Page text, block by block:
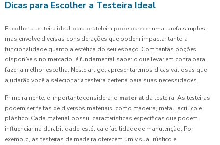
Dicas para Escolher a Testeira Ideal
Escolher a testeira ideal para prateleira pode parecer uma tarefa simples,
mas envolve diversas considerações que podem impactar tanto a
funcionalidade quanto a estética do seu espaço. Com tantas opções
disponíveis no mercado, é fundamental saber o que levar em conta para
fazer a melhor escolha. Neste artigo, apresentaremos dicas valiosas que
ajudarão você a selecionar a testeira perfeita para suas necessidades.
Primeiramente, é importante considerar o material da testeira. As testeiras
podem ser feitas de diversos materiais, como madeira, metal, acrílico e
plástico. Cada material possui características específicas que podem
influenciar na durabilidade, estética e facilidade de manutenção. Por
exemplo, as testeiras de madeira oferecem um visual rústico e